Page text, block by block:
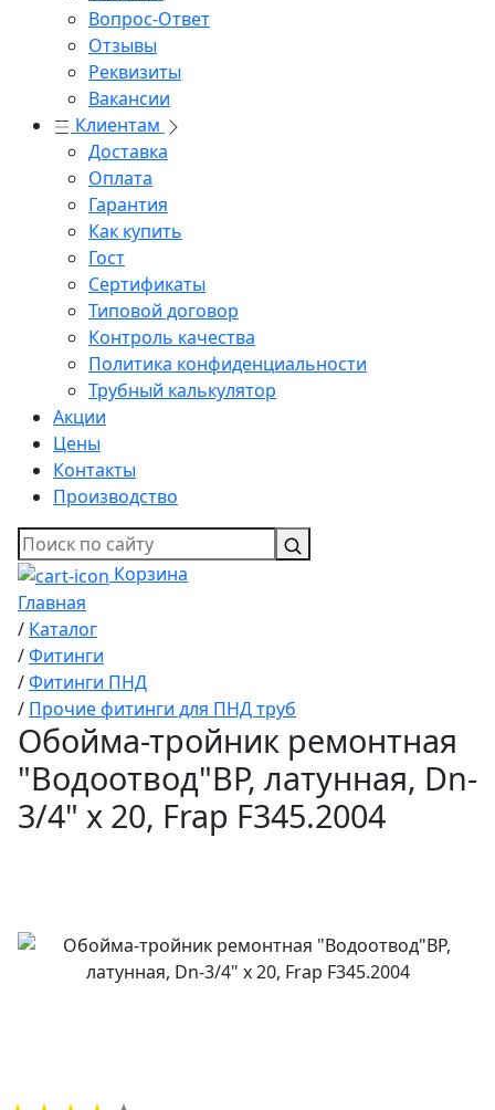
Вопрос-Ответ
Отзывы
Реквизиты
Вакансии
Клиентам
Доставка
Оплата
Гарантия
Как купить
Гост
Сертификаты
Типовой договор
Контроль качества
Политика конфиденциальности
Трубный калькулятор
Акции
Цены
Контакты
Производство
Корзина
Главная
/ Каталог
/Фитинги
/Фитинги ПНД
/ Прочие фитинги для ПНД труб
Обойма-тройник ремонтная
"Водоотвод"ВР, латунная, Dn-
3/4" x 20, Frap F345.2004